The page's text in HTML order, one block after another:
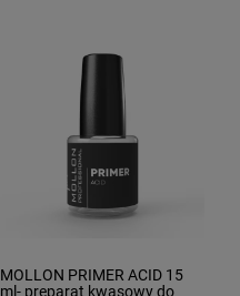
MOLLON PRIMER ACID 15
ml- preparat kwasowy do